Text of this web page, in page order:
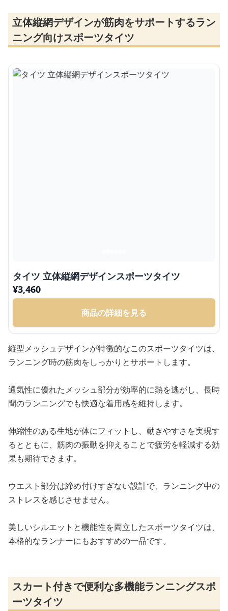
立体縦網デザインが筋肉をサポートするラン
ニング向けスポーツタイツ
タイツ 立体縦網デザインスポーツタイツ
¥3,460
商品の詳細を見る
縦型メッシュデザインが特徴的なこのスポーツタイツは、
ランニング時の筋肉をしっかりとサポートします。
通気性に優れたメッシュ部分が効率的に熱を逃がし、長時
間のランニングでも快適な着用感を維持します。
伸縮性のある生地が体にフィットし、動きやすさを実現す
るとともに、筋肉の振動を抑えることで疲労を軽減する効
果も期待できます。
ウエスト部分は締め付けすぎない設計で、ランニング中の
ストレスを感じさせません。
美しいシルエットと機能性を両立したスポーツタイツは、
本格的なランナーにもおすすめの一品です。
スカート付きで便利な多機能ランニングスポ
ーツタイツ